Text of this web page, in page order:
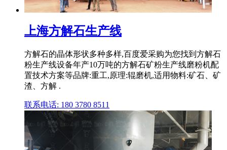
上海方解石生产线
方解石的晶体形状多种多样,百度爱采购为您找到方解石
粉生产线设备年产10万吨的方解石矿粉生产线磨粉机配
置技术方案等品牌:重工,原理:辊磨机,适用物料:矿石、矿
渣、方解 .
联系电话: 180 3780 8511